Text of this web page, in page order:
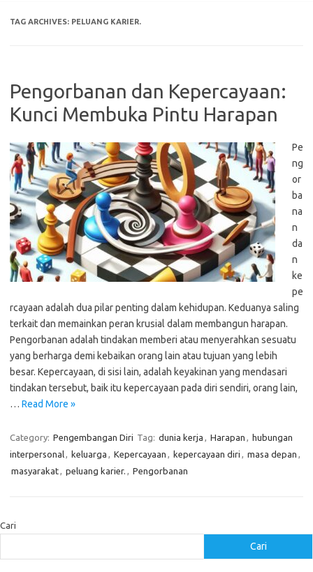
TAG ARCHIVES: PELUANG KARIER.
Pengorbanan dan Kepercayaan:
Kunci Membuka Pintu Harapan
Pe
ng
or
ba
na
n
da
n
ke
pe
rcayaan adalah dua pilar penting dalam kehidupan. Keduanya saling
terkait dan memainkan peran krusial dalam membangun harapan.
Pengorbanan adalah tindakan memberi atau menyerahkan sesuatu
yang berharga demi kebaikan orang lain atau tujuan yang lebih
besar. Kepercayaan, di sisi lain, adalah keyakinan yang mendasari
tindakan tersebut, baik itu kepercayaan pada diri sendiri, orang lain,
… Read More »
Category: Pengembangan Diri Tag: dunia kerja , Harapan , hubungan
interpersonal, keluarga , Kepercayaan , kepercayaan diri , masa depan ,
masyarakat, peluang karier. , Pengorbanan
Cari
Cari